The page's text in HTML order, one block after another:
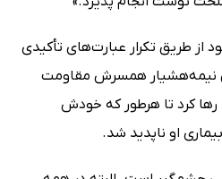
از طریق تکرار عبارت‌های تأکیدی
همسرش مقاومت
رها کرد تا هرطور که خودش
او ناپدید شد.